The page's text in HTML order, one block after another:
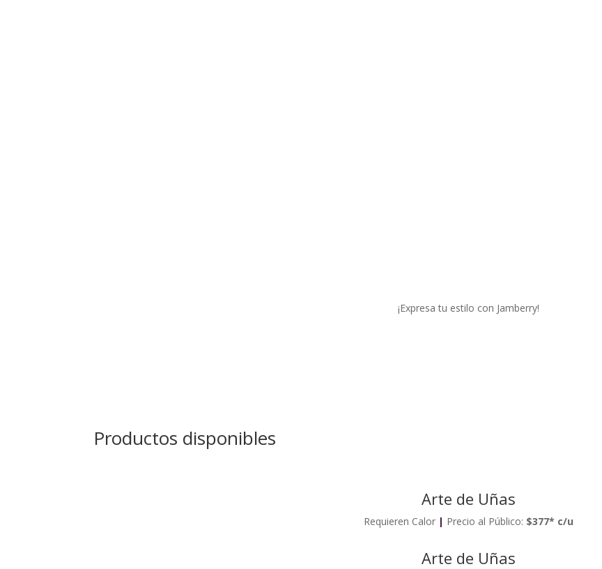
¡Expresa tu estilo con Jamberry!
Productos disponibles
Arte de Uñas
Requieren Calor | Precio al Público: $377* c/u
Arte de Uñas